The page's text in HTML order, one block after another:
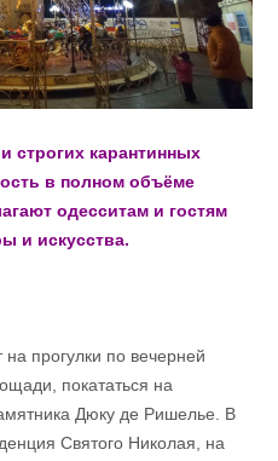
строгих карантинных
в полном объёме
одесситам и гостям
и искусства.
прогулки по вечерней
покататься на
Дюку де Ришелье. В
Святого Николая, на